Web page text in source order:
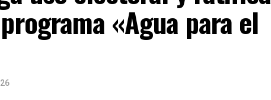
donde opera la oficina señalaron que la
ya que carecía de elementos
a la comunidad sobre su funcionamiento
disciplinarios iniciados por su propia
«Agua para el